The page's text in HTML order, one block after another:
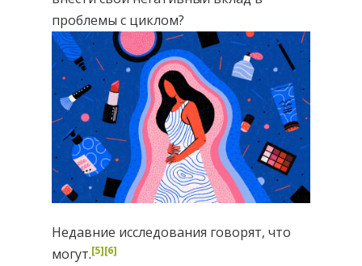
проблемы с циклом?
Недавние исследования говорят, что
могут.[5][6]